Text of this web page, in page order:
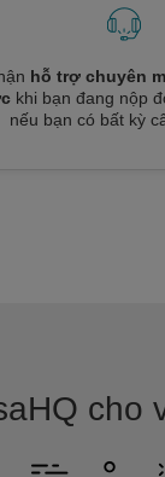
hỗ trợ chuyên
khi bạn đang nộp
nếu bạn có bất kỳ
cho